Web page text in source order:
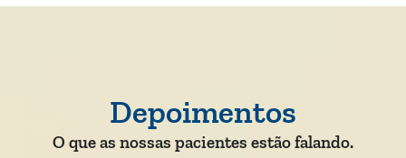
Depoimentos
O que as nossas pacientes estão falando.